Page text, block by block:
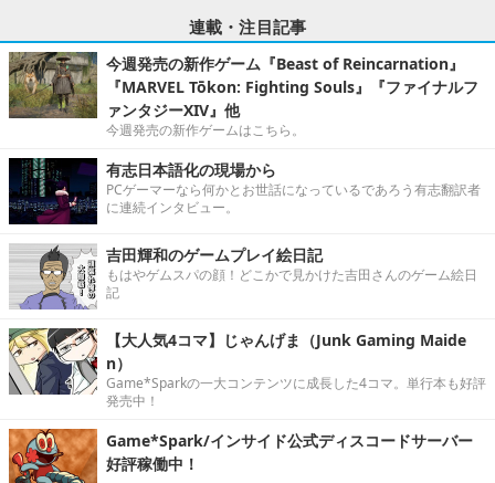
連載・注目記事
今週発売の新作ゲーム『Beast of Reincarnation』
『MARVEL Tōkon: Fighting Souls』『ファイナルフ
ァンタジーXIV』他
今週発売の新作ゲームはこちら。
有志日本語化の現場から
PCゲーマーなら何かとお世話になっているであろう有志翻訳者
に連続インタビュー。
吉田輝和のゲームプレイ絵日記
もはやゲムスパの顔！どこかで見かけた吉田さんのゲーム絵日
記
【大人気4コマ】じゃんげま（Junk Gaming Maide
n）
Game*Sparkの一大コンテンツに成長した4コマ。単行本も好評
発売中！
Game*Spark/インサイド公式ディスコードサーバー
好評稼働中！